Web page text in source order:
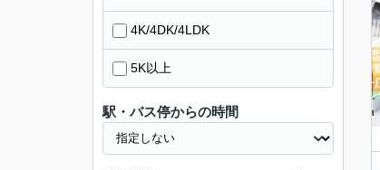
4K/4DK/4LDK
5K以上
駅・バス停からの時間